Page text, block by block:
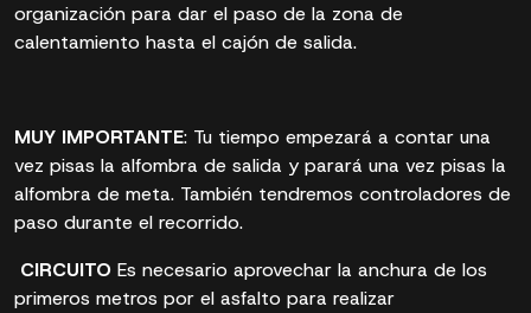
organización para dar el paso de la zona de
calentamiento hasta el cajón de salida.
MUY IMPORTANTE: Tu tiempo empezará a contar una
vez pisas la alfombra de salida y parará una vez pisas la
alfombra de meta. También tendremos controladores de
paso durante el recorrido.
CIRCUITO Es necesario aprovechar la anchura de los
primeros metros por el asfalto para realizar